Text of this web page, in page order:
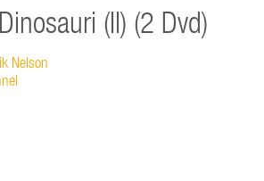
(Il) (2 Dvd)
Nelson